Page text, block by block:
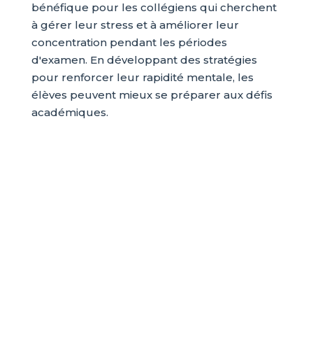
bénéfique pour les collégiens qui cherchent
à gérer leur stress et à améliorer leur
concentration pendant les périodes
d'examen. En développant des stratégies
pour renforcer leur rapidité mentale, les
élèves peuvent mieux se préparer aux défis
académiques.